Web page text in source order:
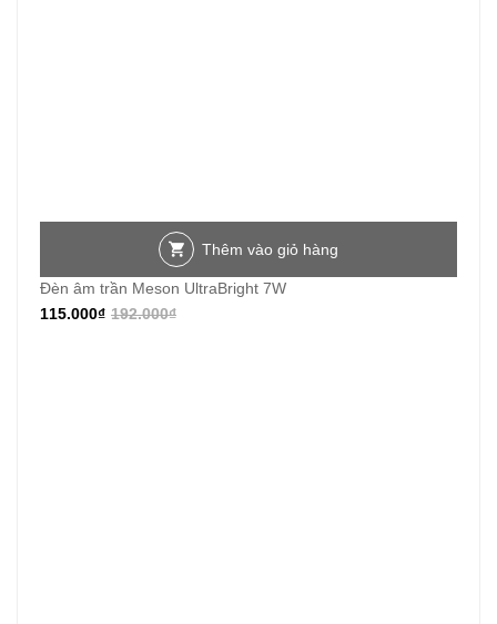
Thêm vào giỏ hàng
Đèn âm trần Meson UltraBright 7W
192.000₫
115.000₫